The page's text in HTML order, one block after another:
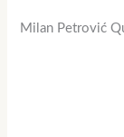
Milan Petrović